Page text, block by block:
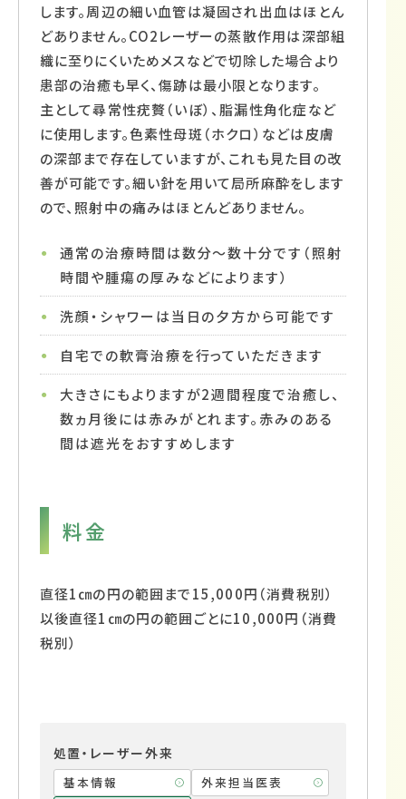
します。周辺の細い血管は凝固され出血はほとん
どありません。CO2レーザーの蒸散作用は深部組
織に至りにくいためメスなどで切除した場合より
患部の治癒も早く、傷跡は最小限となります。
主として尋常性疣贅（いぼ）、脂漏性角化症など
に使用します。色素性母斑（ホクロ）などは皮膚
の深部まで存在していますが、これも見た目の改
善が可能です。細い針を用いて局所麻酔をします
ので、照射中の痛みはほとんどありません。
通常の治療時間は数分～数十分です（照射
時間や腫瘍の厚みなどによります）
洗顔・シャワーは当日の夕方から可能です
自宅での軟膏治療を行っていただきます
大きさにもよりますが2週間程度で治癒し、
数ヵ月後には赤みがとれます。赤みのある
間は遮光をおすすめします
料金
直径1㎝の円の範囲まで15,000円（消費税別）
以後直径1㎝の円の範囲ごとに10,000円（消費
税別）
処置・レーザー外来
基本情報
外来担当医表